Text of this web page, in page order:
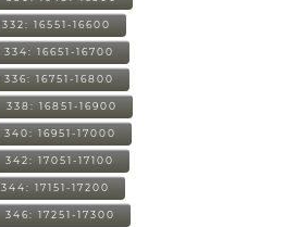
332: 16551-16600
334: 16651-16700
336: 16751-16800
338: 16851-16900
340: 16951-17000
342: 17051-17100
344: 17151-17200
346: 17251-17300